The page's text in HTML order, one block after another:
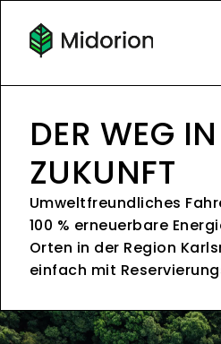
DER WEG
ZUKUNFT
Umweltfreundliches
100 % erneuerbare
Orten in der Region
einfach mit